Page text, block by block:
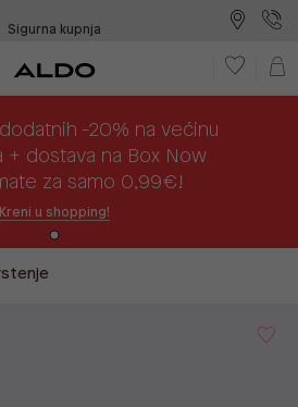
Sigurna kupnja
-20% na većinu
+ dostava na Box Now
za samo 0,99€!
Kreni u shopping!